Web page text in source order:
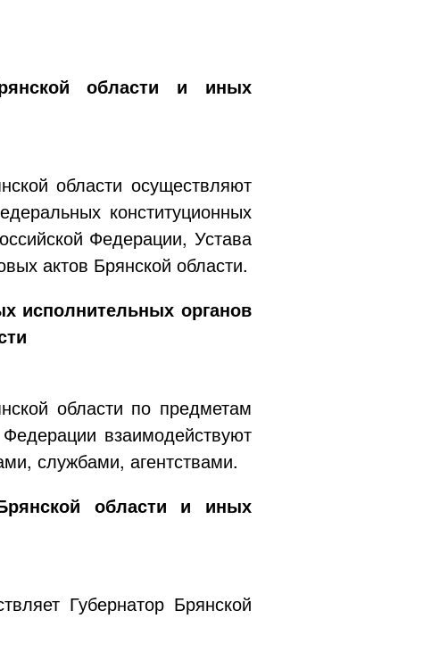
области и иных
области осуществляют
конституционных
Федерации, Устава
актов Брянской области.
исполнительных органов
области по предметам
взаимодействуют
службами, агентствами.
области и иных
Губернатор Брянской